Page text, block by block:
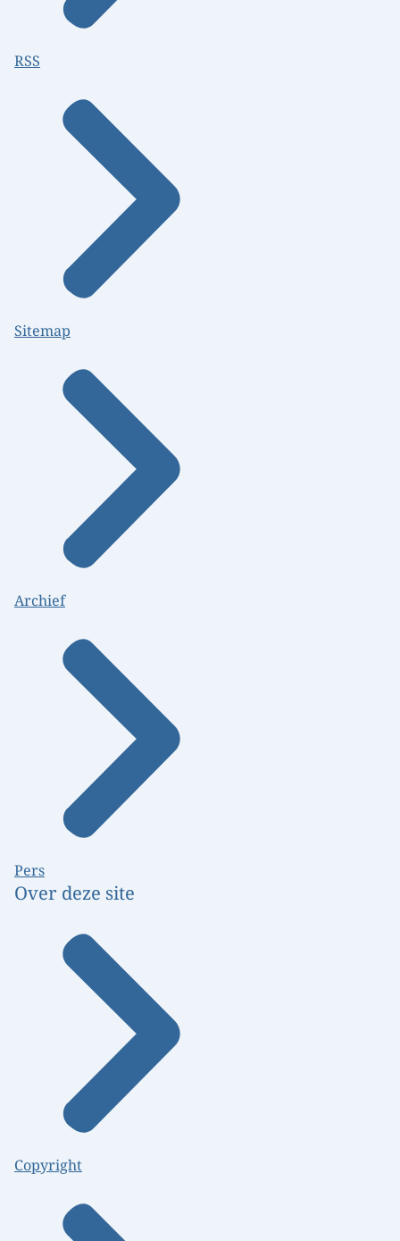
RSS
Sitemap
Archief
Pers
Over deze site
Copyright